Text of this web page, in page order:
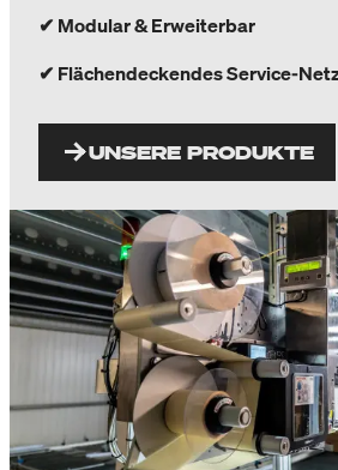
✔ Modular & Erweiterbar
✔ Flächendeckendes Service-
UNSERE PRODUKTE